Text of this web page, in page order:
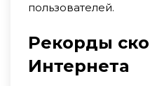
пользователей.
Рекорды
Интернета